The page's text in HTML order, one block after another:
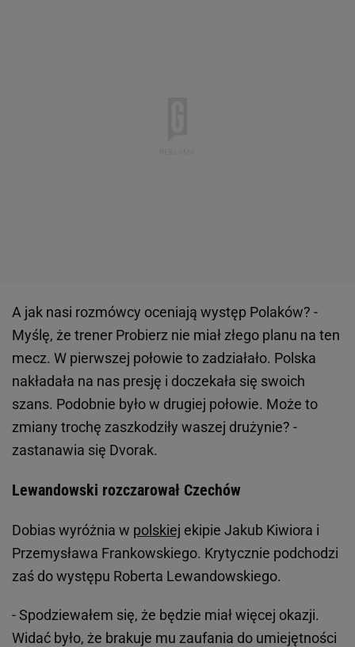
A jak nasi rozmówcy oceniają występ Polaków? -
Myślę, że trener Probierz nie miał złego planu na ten
mecz. W pierwszej połowie to zadziałało. Polska
nakładała na nas presję i doczekała się swoich
szans. Podobnie było w drugiej połowie. Może to
zmiany trochę zaszkodziły waszej drużynie? -
zastanawia się Dvorak.
Lewandowski rozczarował Czechów
Dobias wyróżnia w polskiej ekipie Jakub Kiwiora i
Przemysława Frankowskiego. Krytycznie podchodzi
zaś do występu Roberta Lewandowskiego.
- Spodziewałem się, że będzie miał więcej okazji.
Widać było, że brakuje mu zaufania do umiejętności